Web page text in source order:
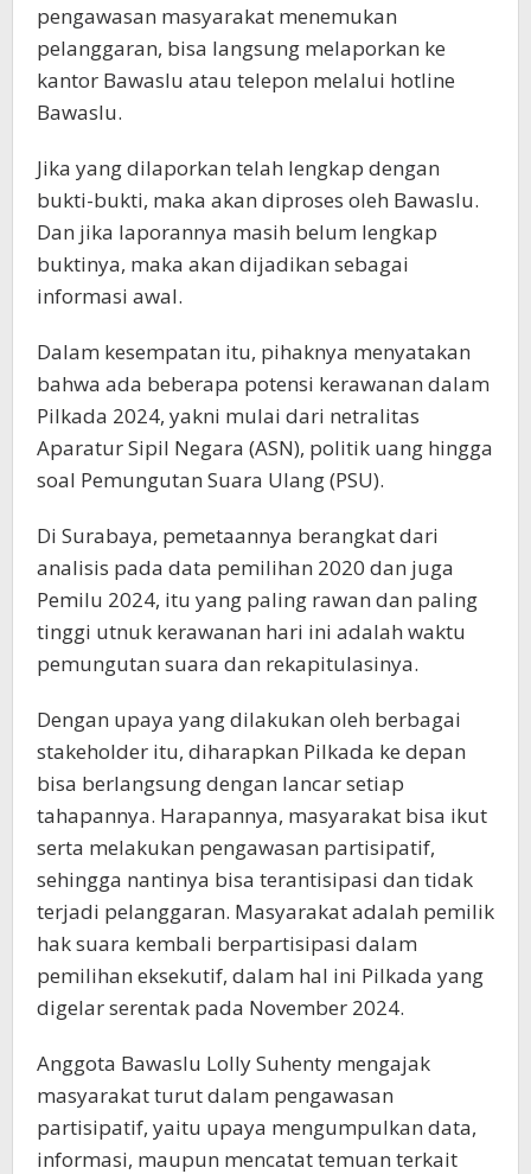
pengawasan masyarakat menemukan
pelanggaran, bisa langsung melaporkan ke
kantor Bawaslu atau telepon melalui hotline
Bawaslu.
Jika yang dilaporkan telah lengkap dengan
bukti-bukti, maka akan diproses oleh Bawaslu.
Dan jika laporannya masih belum lengkap
buktinya, maka akan dijadikan sebagai
informasi awal.
Dalam kesempatan itu, pihaknya menyatakan
bahwa ada beberapa potensi kerawanan dalam
Pilkada 2024, yakni mulai dari netralitas
Aparatur Sipil Negara (ASN), politik uang hingga
soal Pemungutan Suara Ulang (PSU).
Di Surabaya, pemetaannya berangkat dari
analisis pada data pemilihan 2020 dan juga
Pemilu 2024, itu yang paling rawan dan paling
tinggi utnuk kerawanan hari ini adalah waktu
pemungutan suara dan rekapitulasinya.
Dengan upaya yang dilakukan oleh berbagai
stakeholder itu, diharapkan Pilkada ke depan
bisa berlangsung dengan lancar setiap
tahapannya. Harapannya, masyarakat bisa ikut
serta melakukan pengawasan partisipatif,
sehingga nantinya bisa terantisipasi dan tidak
terjadi pelanggaran. Masyarakat adalah pemilik
hak suara kembali berpartisipasi dalam
pemilihan eksekutif, dalam hal ini Pilkada yang
digelar serentak pada November 2024.
Anggota Bawaslu Lolly Suhenty mengajak
masyarakat turut dalam pengawasan
partisipatif, yaitu upaya mengumpulkan data,
informasi, maupun mencatat temuan terkait